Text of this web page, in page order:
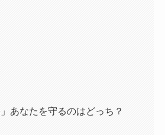
あなたを守るのはどっち？